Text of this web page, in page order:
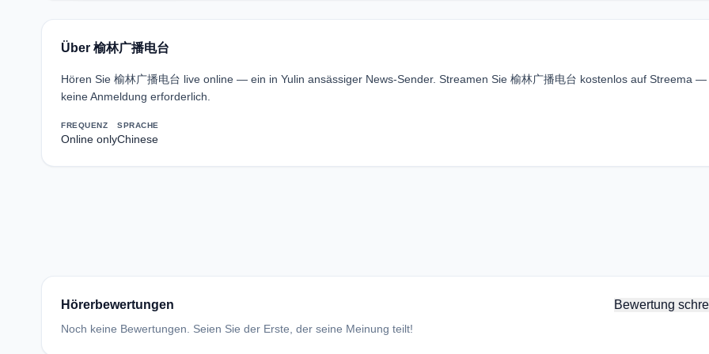
Über 榆林广播电台
Hören Sie 榆林广播电台 live online — ein in Yulin ansässiger News-Sender. Streamen Sie 榆林广播电台 kostenlos auf Streema —
keine Anmeldung erforderlich.
FREQUENZ
Online only
SPRACHE
Chinese
Hörerbewertungen Bewertung
Noch keine Bewertungen. Seien Sie der Erste, der seine Meinung teilt!